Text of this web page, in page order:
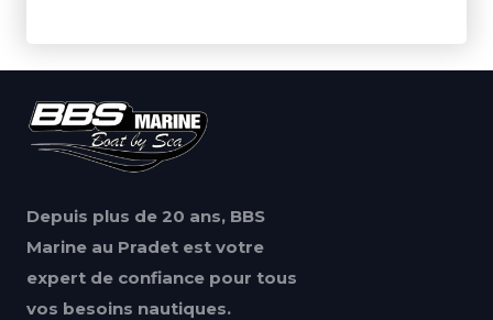
Depuis plus de 20 ans, BBS
Marine au Pradet est votre
expert de confiance pour tous
vos besoins nautiques.